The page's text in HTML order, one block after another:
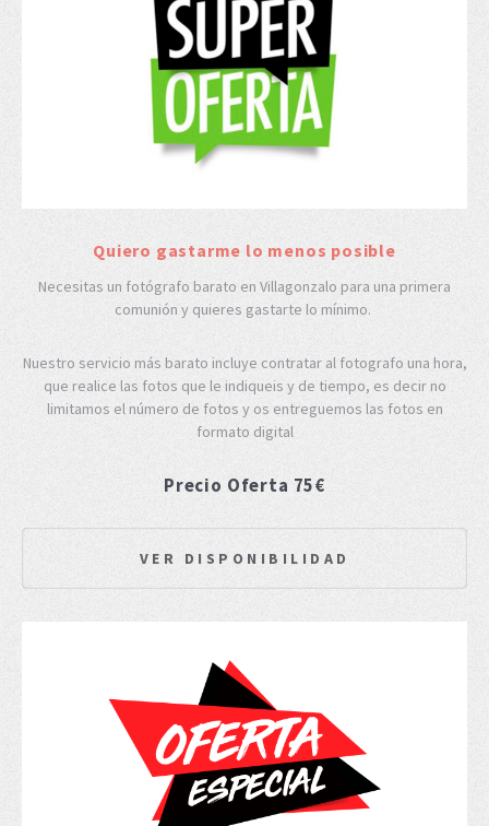
Quiero gastarme lo menos posible
Necesitas un fotógrafo barato en Villagonzalo para una primera
comunión y quieres gastarte lo mínimo.
Nuestro servicio más barato incluye contratar al fotografo una hora,
que realice las fotos que le indiqueis y de tiempo, es decir no
limitamos el número de fotos y os entreguemos las fotos en
formato digital
Precio Oferta 75€
VER DISPONIBILIDAD